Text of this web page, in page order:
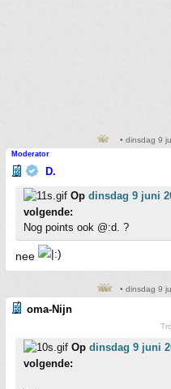
• dinsdag 9
Moderator
D.
Op dinsdag 9 juni
volgende:
Nog points ook @:d. ?
nee
• dinsdag 9
oma-Nijn
Op dinsdag 9 juni
volgende: